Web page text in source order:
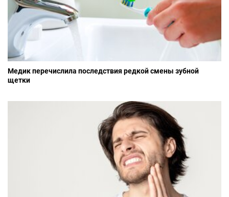
Медик перечислила последствия редкой смены зубной
щетки